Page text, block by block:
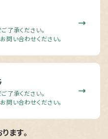
了承ください。
い合わせください。
了承ください。
い合わせください。
ます。